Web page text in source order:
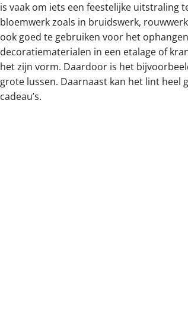
is vaak om iets een feestelijke uitstraling
bloemwerk zoals in bruidswerk,
ook goed te gebruiken voor het
decoratiematerialen in een etalage of
het zijn vorm. Daardoor is het
grote lussen. Daarnaast kan het lint heel
cadeau’s.